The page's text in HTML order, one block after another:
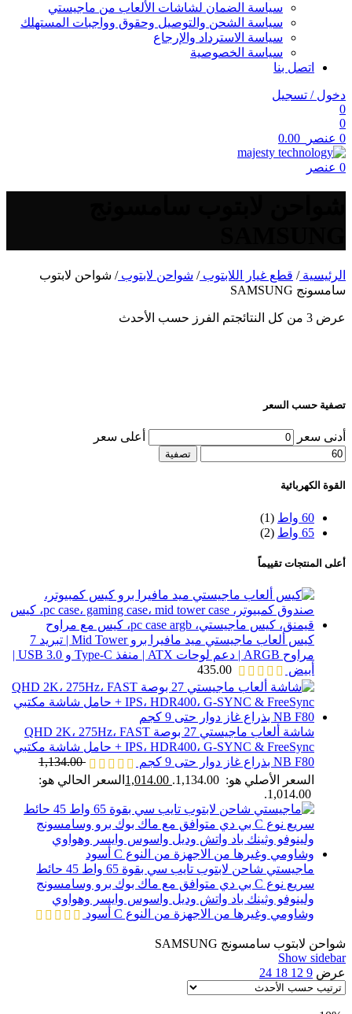
سياسة الضمان لشاشات الألعاب من ماجيستي
سياسة الشحن والتوصيل وحقوق وواجبات المستهلك
سياسة الاسترداد والإرجاع
سياسة الخصوصية
اتصل بنا
دخول / تسجيل
0
0
0 عنصر
0 عنصر
الرئيسية/ قطع غيار اللابتوب/ شواحن لابتوب/ شواحن لابتوب
سامسونج SAMSUNG
عرض ⁦3⁩ من كل النتائج تم الفرز حسب الأحدث
تصفية حسب السعر
أدنى سعر أعلى سعر
تصفية
القوة الكهربائية
60 واط
(1)
65 واط
(2)
أعلى المنتجات تقييماً
كيس ألعاب ماجيستي ميد مافيرا برو Mid Tower | تبريد 7
مراوح ARGB | دعم لوحات ATX | منفذ Type-C و USB 3.0 |
أبيض
شاشة ألعاب ماجيستي 27 بوصة QHD 2K، 275Hz، FAST
IPS، HDR400، G-SYNC & FreeSync + حامل شاشة مكتبي
NB F80 بذراع غاز دوار حتى 9 كجم
1,134.00
السعر الأصلي هو: 1,134.00.
السعر الحالي هو:
ماجيستي شاحن لابتوب تايب سي بقوة 65 واط 45 حائط
سريع نوع C بي دي متوافق مع ماك بوك برو وسامسونج
ولينوفو وثينك باد واتش وديل واسوس وايسر وهواوي
وشاومي وغيرها من الاجهزة من النوع C أسود
شواحن لابتوب سامسونج SAMSUNG
Show sidebar
عرض 9
12
18
24